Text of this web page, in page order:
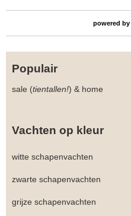
powered by
Populair
sale (tientallen!) & home
Vachten op kleur
witte schapenvachten
zwarte schapenvachten
grijze schapenvachten